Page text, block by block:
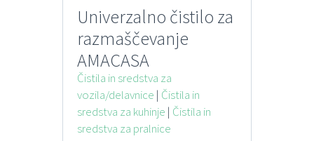
Univerzalno čistilo za
razmaščevanje
AMACASA
SGRASSATORE
MARSIGLIA 750 ML s
pršilko
Čistila in sredstva za
vozila/delavnice | Čistila in
sredstva za kuhinje | Čistila in
sredstva za pralnice